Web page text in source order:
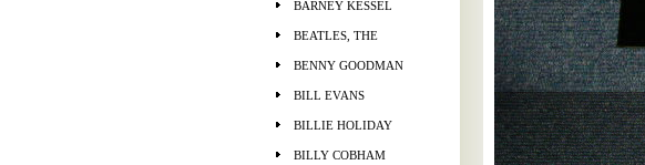
BARNEY KESSEL
BEATLES, THE
BENNY GOODMAN
BILL EVANS
BILLIE HOLIDAY
BILLY COBHAM